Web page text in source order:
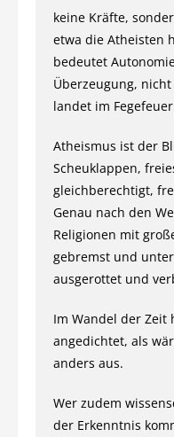
keine Kräfte,
etwa die Atheisten
bedeutet
Überzeugung,
landet im
Atheismus ist der
Scheuklappen,
gleichberechtigt,
Genau nach den
Religionen mit
gebremst und
ausgerottet und
Im Wandel der Zeit
angedichtet, als
anders aus.
Wer zudem
der Erkenntnis